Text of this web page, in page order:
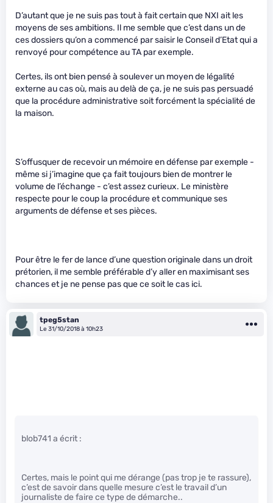
D’autant que je ne suis pas tout à fait certain que NXI ait les
moyens de ses ambitions. Il me semble que c’est dans un de
ces dossiers qu’on a commencé par saisir le Conseil d’Etat qui a
renvoyé pour compétence au TA par exemple.
Certes, ils ont bien pensé à soulever un moyen de légalité
externe au cas où, mais au delà de ça, je ne suis pas persuadé
que la procédure administrative soit forcément la spécialité de
la maison.
S’offusquer de recevoir un mémoire en défense par exemple -
même si j’imagine que ça fait toujours bien de montrer le
volume de l’échange - c’est assez curieux. Le ministère
respecte pour le coup la procédure et communique ses
arguments de défense et ses pièces.
Pour être le fer de lance d’une question originale dans un droit
prétorien, il me semble préférable d’y aller en maximisant ses
chances et je ne pense pas que ce soit le cas ici.
tpeg5stan
Le 31/10/2018 à 10h23
blob741 a écrit :
Certes, mais le point qui me dérange (pas trop je te rassure),
c’est de savoir dans quelle mesure c’est le travail d’un
journaliste de faire ce type de démarche..